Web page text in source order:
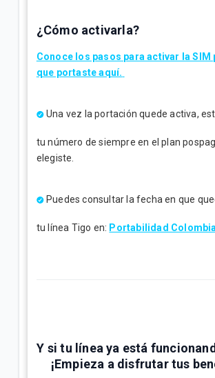
¿Cómo activarla?
Conoce los pasos para activar la SIM
que portaste aquí.
Una vez la portación quede activa,
tu número de siempre en el plan
elegiste.
Puedes consultar la fecha en que
tu línea Tigo en: Portabilidad
Y si tu línea ya está
¡Empieza a disfrutar tus